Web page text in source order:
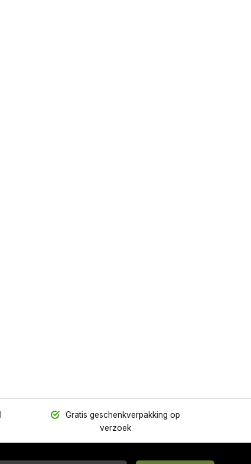
Gratis geschenkverpakking op
verzoek